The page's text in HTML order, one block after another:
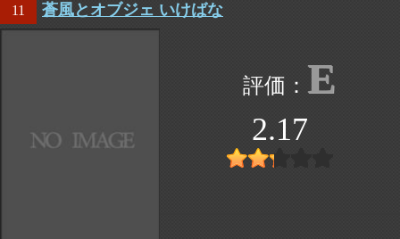
11 蒼風とオブジェ いけばな
E
2.17